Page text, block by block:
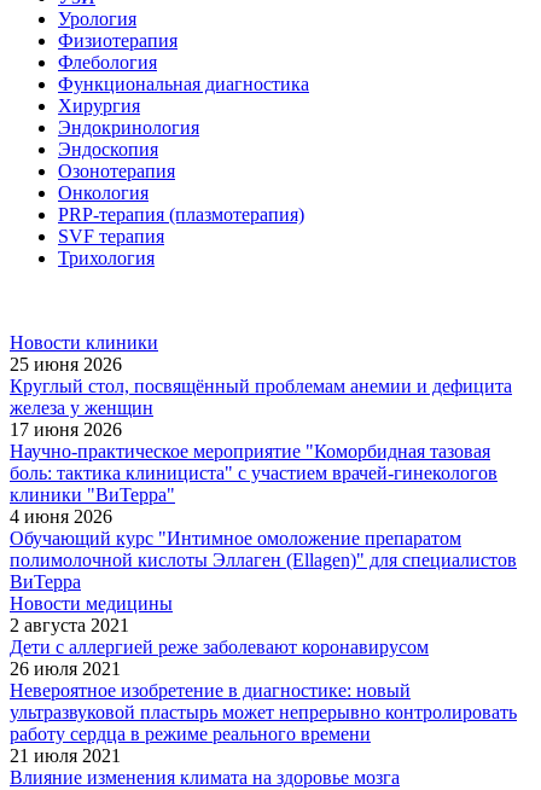
Урология
Физиотерапия
Флебология
Функциональная диагностика
Хирургия
Эндокринология
Эндоскопия
Озонотерапия
Онкология
PRP-терапия (плазмотерапия)
SVF терапия
Трихология
Новости клиники
25 июня 2026
Круглый стол, посвящённый проблемам анемии и дефицита
железа у женщин
17 июня 2026
Научно-практическое мероприятие "Коморбидная тазовая
боль: тактика клинициста" с участием врачей-гинекологов
клиники "ВиТерра"
4 июня 2026
Обучающий курс "Интимное омоложение препаратом
полимолочной кислоты Эллаген (Ellagen)" для специалистов
ВиТерра
Новости медицины
2 августа 2021
Дети с аллергией реже заболевают коронавирусом
26 июля 2021
Невероятное изобретение в диагностике: новый
ультразвуковой пластырь может непрерывно контролировать
работу сердца в режиме реального времени
21 июля 2021
Влияние изменения климата на здоровье мозга